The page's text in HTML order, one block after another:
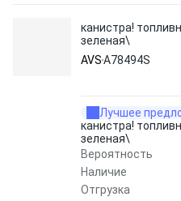
канистра!
зеленая\
AVSA78494S
Лучшее
канистра!
зеленая\
Вероятность
Наличие
Отгрузка